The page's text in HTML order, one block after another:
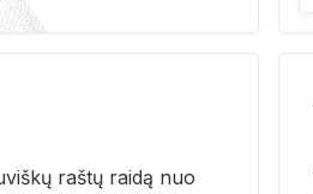
raš­tų rai­dą nuo